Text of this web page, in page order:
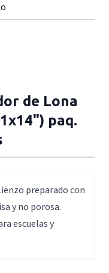
de Lona
paq.
preparado con
y no porosa.
escuelas y